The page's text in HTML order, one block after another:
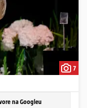
7
na Googleu